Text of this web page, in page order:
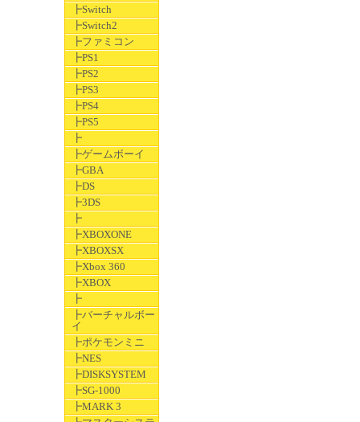
┣Switch
┣Switch2
┣ファミコン
┣PS1
┣PS2
┣PS3
┣PS4
┣PS5
┣
┣ゲームボーイ
┣GBA
┣DS
┣3DS
┣
┣XBOXONE
┣XBOXSX
┣Xbox 360
┣XBOX
┣
┣バーチャルボー
イ
┣ポケモンミニ
┣NES
┣DISKSYSTEM
┣SG-1000
┣MARK 3